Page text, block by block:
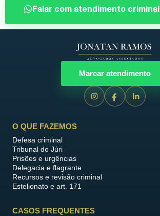
Falar com atendimento criminal
Marcar atendimento
O QUE FAZEMOS
Defesa criminal
Tribunal do Júri
Prisões e urgências
Delegacia e flagrante
Recursos e revisão criminal
Estelionato e art. 171
CASOS FREQUENTES